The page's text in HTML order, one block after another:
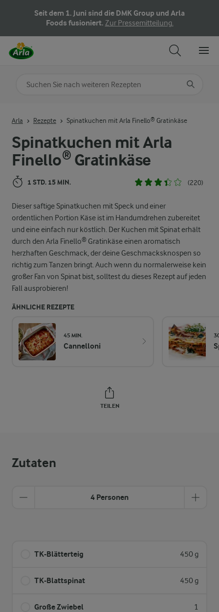
Seit dem 1. Juni sind die DMK Group und Arla
Foods fusioniert. Zur Pressemitteilung.
Spinatkuchen mit Arla
Finello® Gratinkäse
1 STD. 15 MIN. (220)
Dieser saftige Spinatkuchen mit Speck und einer
ordentlichen Portion Käse ist im Handumdrehen zubereitet
und eine einfach nur köstlich. Der Kuchen mit Spinat erhält
durch den Arla Finello® Gratinkäse einen aromatisch
herzhaften Geschmack, der deine Geschmacksknospen so
richtig zum Tanzen bringt. Auch wenn du normalerweise kein
großer Fan von Spinat bist, solltest du dieses Rezept auf jeden
Fall ausprobieren!
ÄHNLICHE REZEPTE
45 MIN.
Cannelloni
TEILEN
Arla Rezepte Spinatkuchen mit Arla Finello® Gratinkäse
Zutaten
4 Personen
TK-Blätterteig 450 g
TK-Blattspinat 450 g
Große Zwiebel 1
Nach Kategorie suchen